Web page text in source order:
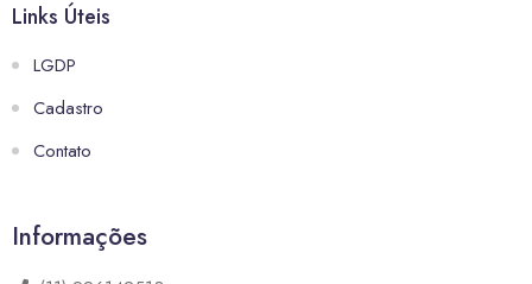
Links Úteis
LGDP
Cadastro
Contato
Informações